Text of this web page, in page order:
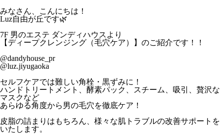
みなさん、こんにちは！
Luz自由が丘です🌿
7F 男のエステ ダンディハウスより
【ディープクレンジング（毛穴ケア）】のご紹介です！！
@dandyhouse_pr
@luz.jiyugaoka
セルフケアでは難しい角栓・黒ずみに！
ハンドトリートメント、酵素パック、スチーム、吸引、贅沢な
マスクなど
あらゆる角度から男の毛穴を徹底ケア！
皮脂の詰まりはもちろん、様々な肌トラブルの改善サポートを
いたします。